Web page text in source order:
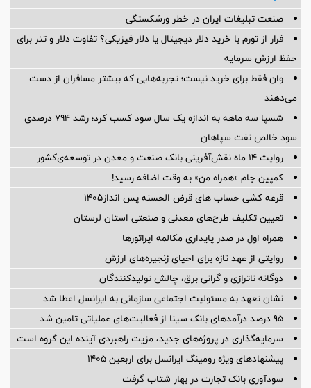
صنعت تبلیغات ایران در خطر ورشکستگی
فرار از تورم با خرید دلار دیجیتال یا دلار فیزیکی؟ تفاوت دلار و تتر برای
حفظ ارزش سرمایه
وان فقط برای خرید نیست؛ تجربه‌هایی که بیشتر مسافران از دست
می‌دهند
شسپا سه ماهه به اندازه یک سال سود کسب کرد؛ رشد ۷۹۴ درصدی
سود خالص نفت سپاهان
روایت ۱۴ ماه نقش‌آفرینی بانک صنعت و معدن در توسعه‌‌ی‌کشور
کمپین جام «همراه من» به وقت اضافه رسید!
قرعه کشی حساب های قرض الحسنه پس انداز1405
تعیین تکلیف طرح‌های معدنی و صنعتی استان لرستان
همراه اول در صدر پایداری مکالمه اپراتورها
روایتی از عهد تازه برای احیای زنجیره‌های ارزش
دوگانه ناترازی و گرانی برق، چالش تولیدکنندگان
نشان تعهد به مسئولیت اجتماعی سازمانی به ایرانسل اعطا شد
95 درصد درآمدهای بانک سینا از فعالیت‌های عملیاتی تامین شد
سرمایه‌گذاری در پروژه‌های جدید، مزیت راهبردی آینده این گروه است
پیشنهادهای ویژه رومینگ ایرانسل برای اربعین ۱۴۰۵
سودآوری بانک تجارت در بهار شتاب گرفت